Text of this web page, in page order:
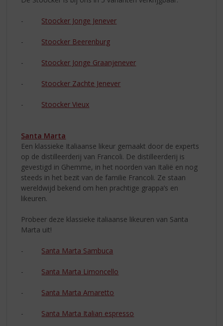
- Stoocker Jonge Jenever
- Stoocker Beerenburg
- Stoocker Jonge Graanjenever
- Stoocker Zachte Jenever
- Stoocker Vieux
Santa Marta
Een klassieke Italiaanse likeur gemaakt door de experts
op de distilleerderij van Francoli. De distilleerderij is
gevestigd in Ghemme, in het noorden van Italië en nog
steeds in het bezit van de familie Francoli. Ze staan
wereldwijd bekend om hen prachtige grappa’s en
likeuren.
Probeer deze klassieke italiaanse likeuren van Santa
Marta uit!
- Santa Marta Sambuca
- Santa Marta Limoncello
- Santa Marta Amaretto
- Santa Marta Italian espresso